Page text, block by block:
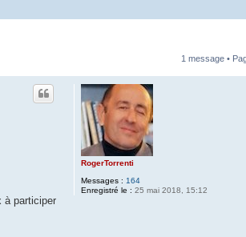
1 message •
RogerTorrenti
Messages : 164
Enregistré le : 25 mai 2018, 15:12
à participer